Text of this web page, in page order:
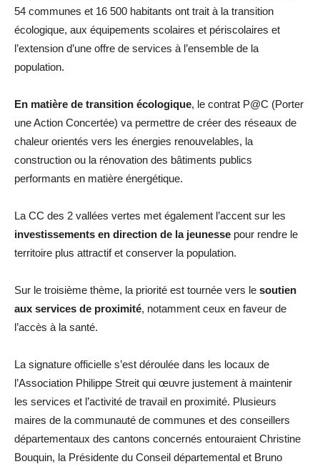
54 communes et 16 500 habitants ont trait à la transition
écologique, aux équipements scolaires et périscolaires et
l’extension d’une offre de services à l’ensemble de la
population.
En matière de transition écologique, le contrat P@C (Porter
une Action Concertée) va permettre de créer des réseaux de
chaleur orientés vers les énergies renouvelables, la
construction ou la rénovation des bâtiments publics
performants en matière énergétique.
La CC des 2 vallées vertes met également l’accent sur les
investissements en direction de la jeunesse pour rendre le
territoire plus attractif et conserver la population.
Sur le troisième thème, la priorité est tournée vers le soutien
aux services de proximité, notamment ceux en faveur de
l’accès à la santé.
La signature officielle s’est déroulée dans les locaux de
l’Association Philippe Streit qui œuvre justement à maintenir
les services et l’activité de travail en proximité. Plusieurs
maires de la communauté de communes et des conseillers
départementaux des cantons concernés entouraient Christine
Bouquin, la Présidente du Conseil départemental et Bruno